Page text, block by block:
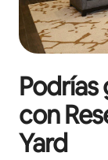
Podrías
con
Yard